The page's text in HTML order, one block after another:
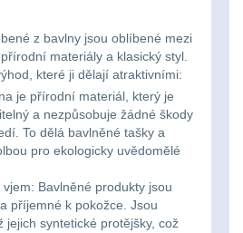
2
z bavlny jsou oblíbené mezi
materiály a klasický styl.
které ji dělají atraktivními:
je přírodní materiál, který je
a nezpůsobuje žádné škody
To dělá bavlněné tašky a
pro ekologicky uvědomělé
Bavlněné produkty jsou
příjemné k pokožce. Jsou
jejich syntetické protějšky, což